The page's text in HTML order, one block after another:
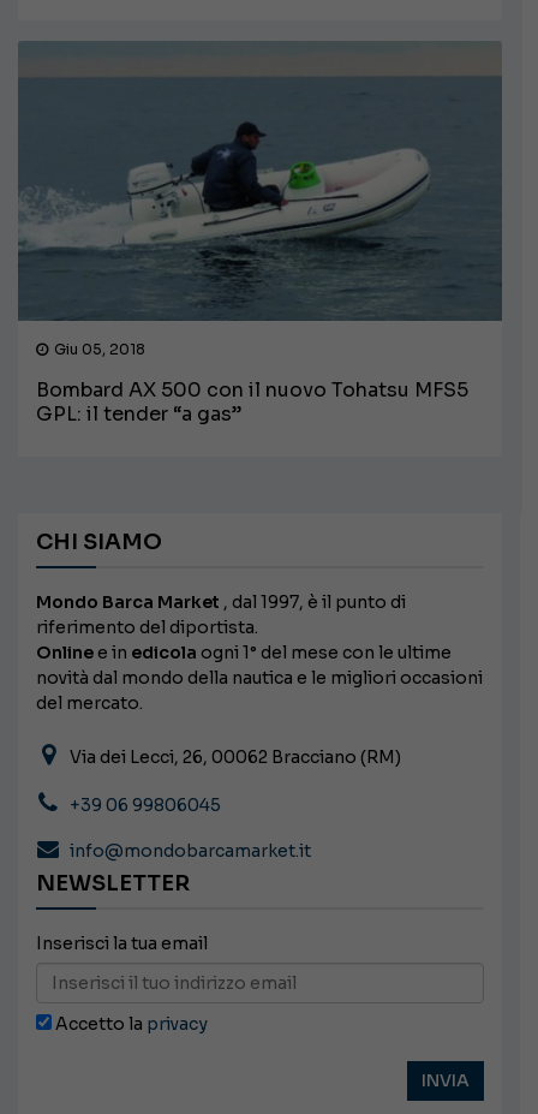
Giu 05, 2018
Bombard AX 500 con il nuovo Tohatsu MFS5
GPL: il tender “a gas”
CHI SIAMO
Mondo Barca Market , dal 1997, è il punto di
riferimento del diportista.
Online e in edicola ogni 1° del mese con le ultime
novità dal mondo della nautica e le migliori occasioni
del mercato.
Via dei Lecci, 26, 00062 Bracciano (RM)
+39 06 99806045
info@mondobarcamarket.it
NEWSLETTER
Inserisci la tua email
Accetto la privacy